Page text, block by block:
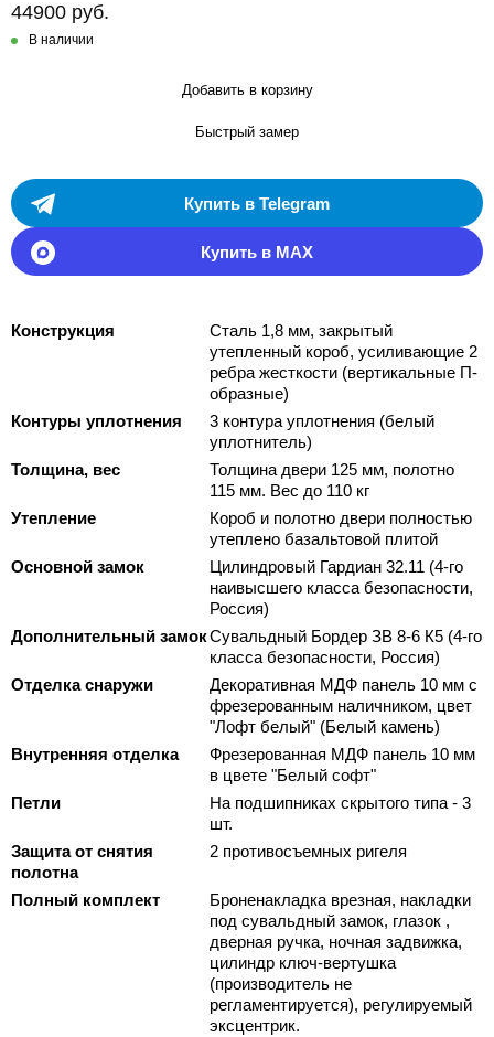
44900 руб.
В наличии
Добавить в корзину
Быстрый замер
Купить в Telegram
Купить в MAX
Конструкция
Сталь 1,8 мм, закрытый
утепленный короб, усиливающие 2
ребра жесткости (вертикальные П-
образные)
Контуры уплотнения
3 контура уплотнения (белый
уплотнитель)
Толщина, вес
Толщина двери 125 мм, полотно
115 мм. Вес до 110 кг
Утепление
Короб и полотно двери полностью
утеплено базальтовой плитой
Основной замок
Цилиндровый Гардиан 32.11 (4-го
наивысшего класса безопасности,
Россия)
Дополнительный замокСувальдный Бордер ЗВ 8-6 К5 (4-го
класса безопасности, Россия)
Отделка снаружи
Декоративная МДФ панель 10 мм с
фрезерованным наличником, цвет
"Лофт белый" (Белый камень)
Внутренняя отделка
Фрезерованная МДФ панель 10 мм
в цвете "Белый софт"
Петли
На подшипниках скрытого типа - 3
шт.
Защита от снятия
полотна
2 противосъемных ригеля
Полный комплект
Броненакладка врезная, накладки
под сувальдный замок, глазок ,
дверная ручка, ночная задвижка,
цилиндр ключ-вертушка
(производитель не
регламентируется), регулируемый
эксцентрик.